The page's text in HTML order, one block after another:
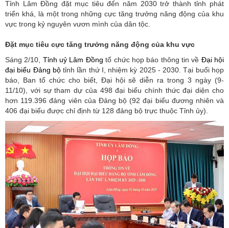
Tỉnh Lâm Đồng đặt mục tiêu đến năm 2030 trở thành tỉnh phát
triển khá, là một trong những cực tăng trưởng năng động của khu
vực trong kỷ nguyên vươn mình của dân tộc.
Đặt mục tiêu cực tăng trưởng năng động của khu vực
Sáng 2/10, Tỉnh uỷ Lâm Đồng tổ chức họp báo thông tin về Đại hội
đại biểu Đảng bộtỉnh lần thứ I, nhiệm kỳ 2025 - 2030. Tại buổi họp
báo, Ban tổ chức cho biết, Đại hội sẽ diễn ra trong 3 ngày (9-
11/10), với sự tham dự của 498 đại biểu chính thức đại diện cho
hơn 119.396 đảng viên của Đảng bộ (92 đại biểu đương nhiên và
406 đại biểu được chỉ định từ 128 đảng bộ trực thuộc Tỉnh ủy).